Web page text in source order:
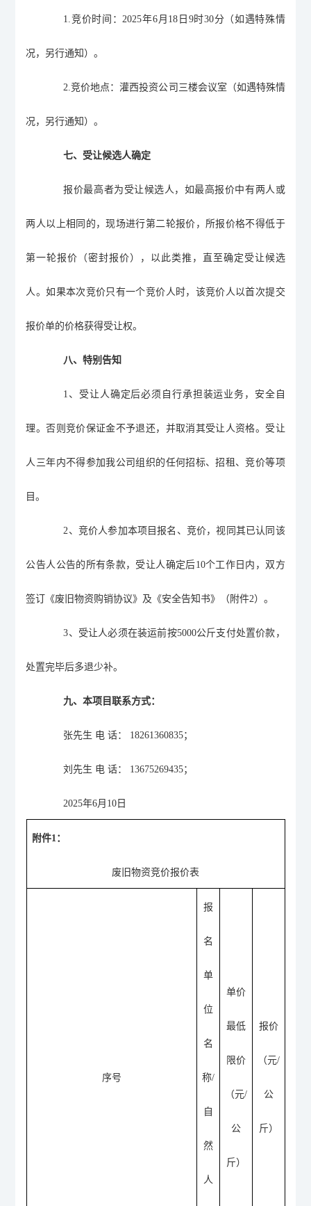
1.竞价时间：2025年6月 18 日 9时30分（如遇特殊情
况，另行通知）。
2.竞价地点：灌西投资公司三楼会议室（如遇特殊情
况，另行通知）。
七、受让候选人确定
报价最高者为受让候选人，如最高报价中有两人或
两人以上相同的，现场进行第二轮报价，所报价格不得低于
第一轮报价（密封报价），以此类推，直至确定受让候选
人。如果本次竞价只有一个竞价人时，该竞价人以首次提交
报价单的价格获得受让权。
八、特别告知
1 、受让人确定后必须自行承担装运业务，安全自
理。否则竞价保证金不予退还，并取消其受让人资格。受让
人三年内不得参加我公司组织的任何招标、招租、竞价等项
目。
2、竞价人参加本项目报名、竞价，视同其已认同该
公告人公告的所有条款，受让人确定后10个工作日内，双方
签订《废旧物资购销协议》及《安全告知书》（附件2）。
3、受让人必须在装运前按5000公斤支付处置价款，
处置完毕后多退少补。
九、本项目联系方式：
张先生 电 话： 18261360835；
刘先生 电 话： 13675269435；
2025年6月 10 日
附件1：
废旧物资竞价报价表
序号
报
名
单
位
名
称/
自
然
人
单价
最低
限价
（元/
公
斤）
报价
（元/
公
斤）